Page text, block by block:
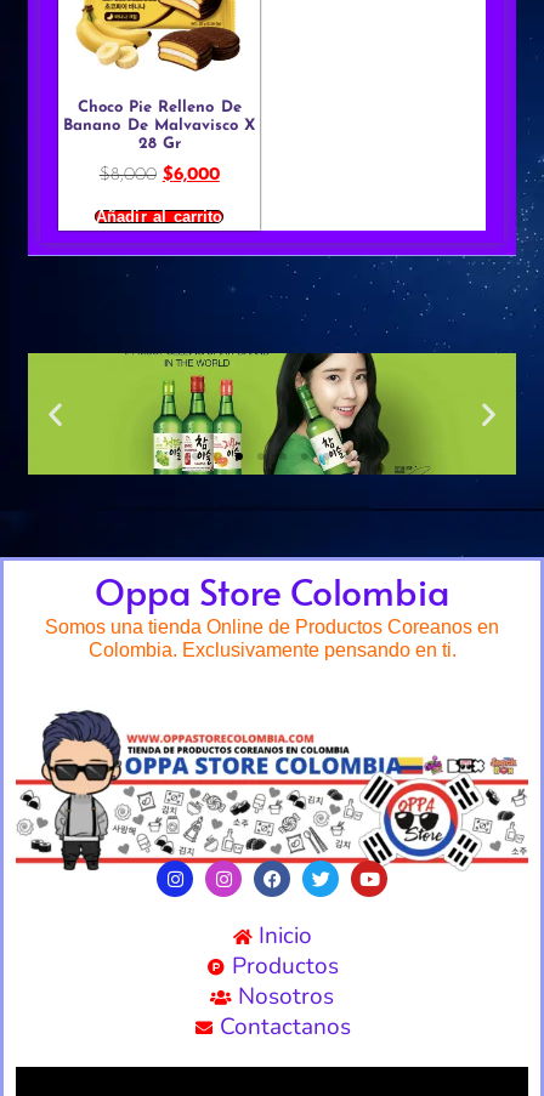
Choco Pie Relleno De
Banano De Malvavisco X
28 Gr
$8,000 $6,000
Añadir al carrito
Oppa Store Colombia
Somos una tienda Online de Productos Coreanos en
Colombia. Exclusivamente pensando en ti.
Inicio
Productos
Nosotros
Contactanos